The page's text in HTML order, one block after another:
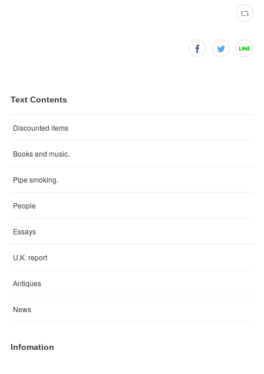
Text Contents
Discounted items
Books and music.
Pipe smoking.
People
Essays
U.K. report
Antiques
News
Infomation